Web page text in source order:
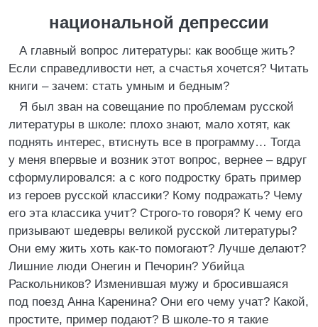
национальной депрессии
А главный вопрос литературы: как вообще жить?
Если справедливости нет, а счастья хочется? Читать
книги – зачем: стать умным и бедным?
Я был зван на совещание по проблемам русской
литературы в школе: плохо знают, мало хотят, как
поднять интерес, втиснуть все в программу… Тогда
у меня впервые и возник этот вопрос, вернее – вдруг
сформулировался: а с кого подростку брать пример
из героев русской классики? Кому подражать? Чему
его эта классика учит? Строго-то говоря? К чему его
призывают шедевры великой русской литературы?
Они ему жить хоть как-то помогают? Лучше делают?
Лишние люди Онегин и Печорин? Убийца
Раскольников? Изменившая мужу и бросившаяся
под поезд Анна Каренина? Они его чему учат? Какой,
простите, пример подают? В школе-то я такие